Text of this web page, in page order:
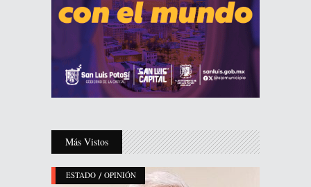
Más Vistos
ESTADO / OPINIÓN